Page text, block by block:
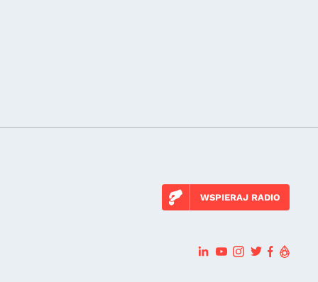
WSPIERAJ RADIO